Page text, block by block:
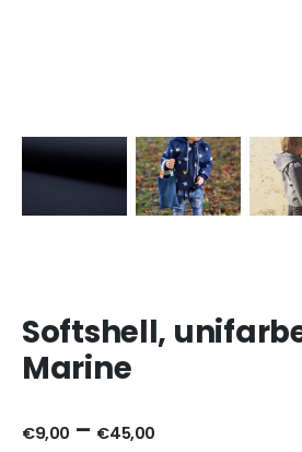
Softshell,
Marine
€9,00 – €45,00